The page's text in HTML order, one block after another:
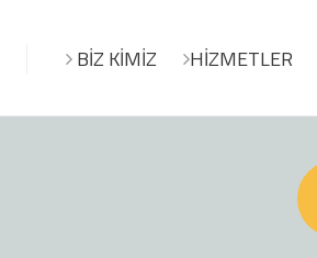
BİZ KİMİZ HİZMETLER